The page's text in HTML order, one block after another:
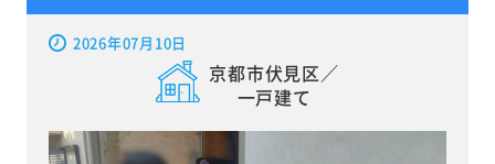
2026年07月10日
京都市伏見区／
一戸建て